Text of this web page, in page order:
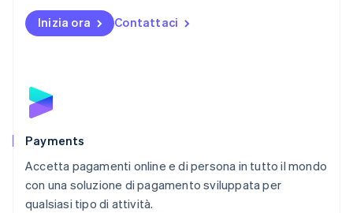
Inizia ora Contattaci
Payments
Accetta pagamenti online e di persona in tutto il mondo
con una soluzione di pagamento sviluppata per
qualsiasi tipo di attività.
English
Nuova Zelanda
Polonia
English
Português
English简体中文
Regno Unito
English